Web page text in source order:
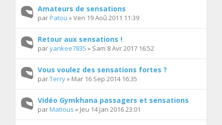
Amateurs de sensations
parPatou » Ven 19 Aoû 2011 11:39
Retour aux sensations !
paryankee7835 » Sam 8 Avr 2017 16:52
Vous voulez des sensations fortes ?
parTerry» Mar 16 Sep 2014 16:35
Vidéo Gymkhana passagers et sensations
parMatious » Jeu 14 Jan 2016 23:01